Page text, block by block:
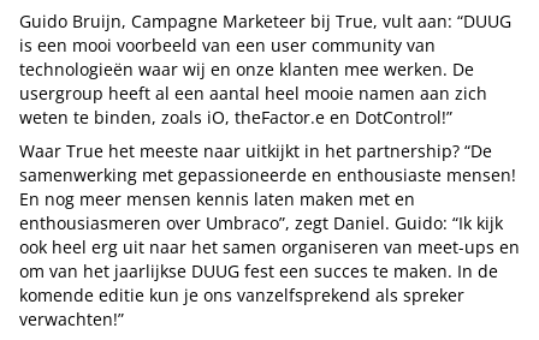
Guido Bruijn, Campagne Marketeer bij True, vult aan: “DUUG
is een mooi voorbeeld van een user community van
technologieën waar wij en onze klanten mee werken. De
usergroup heeft al een aantal heel mooie namen aan zich
weten te binden, zoals iO, theFactor.e en DotControl!”
Waar True het meeste naar uitkijkt in het partnership? “De
samenwerking met gepassioneerde en enthousiaste mensen!
En nog meer mensen kennis laten maken met en
enthousiasmeren over Umbraco”, zegt Daniel. Guido: “Ik kijk
ook heel erg uit naar het samen organiseren van meet-ups en
om van het jaarlijkse DUUG fest een succes te maken. In de
komende editie kun je ons vanzelfsprekend als spreker
verwachten!”